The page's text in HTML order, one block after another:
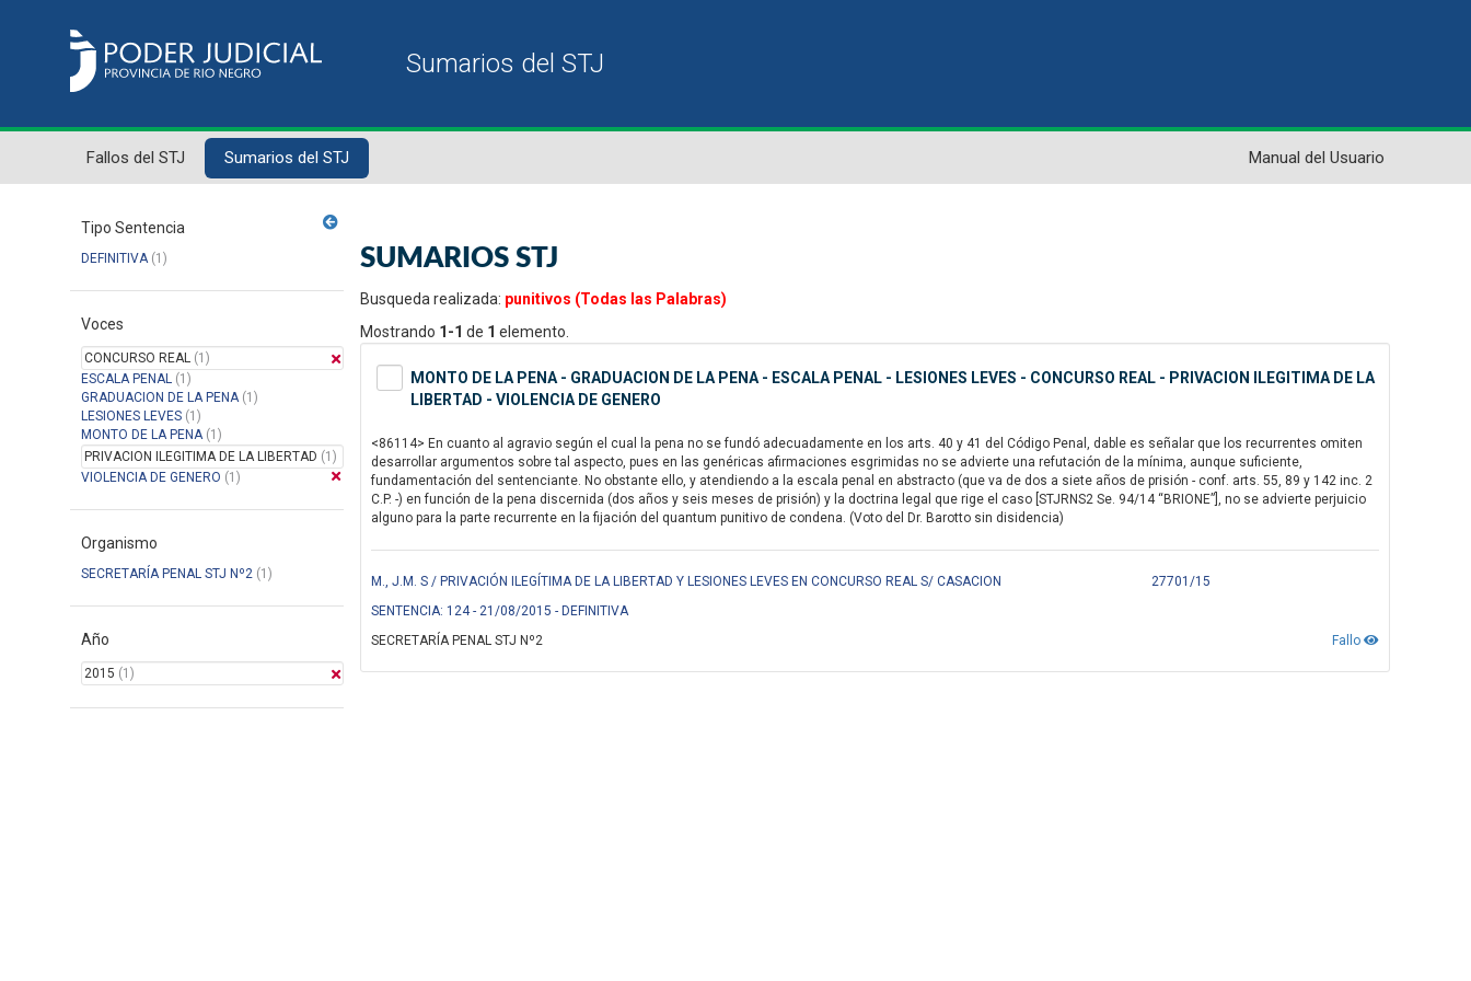
Fallos del STJ Sumarios del STJ Manual del Usuario
Tipo Sentencia
DEFINITIVA(1)
Voces
CONCURSO REAL (1)
ESCALA PENAL (1)
GRADUACION DE LA PENA(1)
LESIONES LEVES (1)
MONTO DE LA PENA(1)
PRIVACION ILEGITIMA DE LA LIBERTAD (1)
VIOLENCIA DE GENERO (1)
Organismo
SECRETARÍA PENAL STJ Nº2 (1)
Año
2015 (1)
SUMARIOS STJ
Busqueda realizada: punitivos (Todas las Palabras)
Mostrando 1-1 de 1 elemento.
MONTO DE LA PENA - GRADUACION DE LA PENA - ESCALA PENAL - LESIONES LEVES - CONCURSO REAL - PRIVACION ILEGITIMA DE LA
LIBERTAD - VIOLENCIA DE GENERO
<86114> En cuanto al agravio según el cual la pena no se fundó adecuadamente en los arts. 40 y 41 del Código Penal, dable es señalar que los recurrentes omiten
desarrollar argumentos sobre tal aspecto, pues en las genéricas afirmaciones esgrimidas no se advierte una refutación de la mínima, aunque suficiente,
fundamentación del sentenciante. No obstante ello, y atendiendo a la escala penal en abstracto (que va de dos a siete años de prisión - conf. arts. 55, 89 y 142 inc. 2
C.P. -) en función de la pena discernida (dos años y seis meses de prisión) y la doctrina legal que rige el caso [STJRNS2 Se. 94/14 “BRIONE”], no se advierte perjuicio
alguno para la parte recurrente en la fijación del quantum punitivo de condena. (Voto del Dr. Barotto sin disidencia)
M., J.M. S / PRIVACIÓN ILEGÍTIMA DE LA LIBERTAD Y LESIONES LEVES EN CONCURSO REAL S/ CASACION
27701/15
SENTENCIA: 124 - 21/08/2015 - DEFINITIVA
Fallo
SECRETARÍA PENAL STJ Nº2